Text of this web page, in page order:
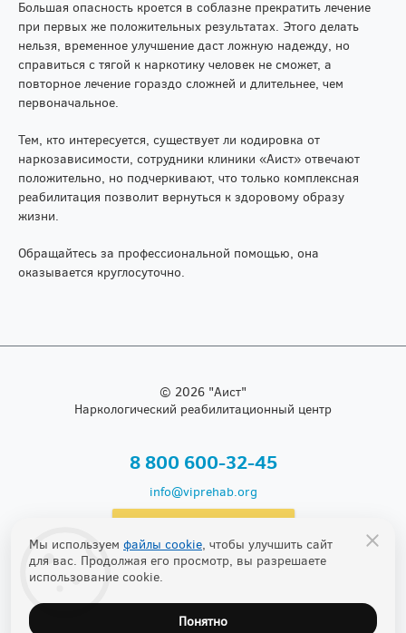
Большая опасность кроется в соблазне прекратить лечение
при первых же положительных результатах. Этого делать
нельзя, временное улучшение даст ложную надежду, но
справиться с тягой к наркотику человек не сможет, а
повторное лечение гораздо сложней и длительнее, чем
первоначальное.
Тем, кто интересуется, существует ли кодировка от
наркозависимости, сотрудники клиники «Аист» отвечают
положительно, но подчеркивают, что только комплексная
реабилитация позволит вернуться к здоровому образу
жизни.
Обращайтесь за профессиональной помощью, она
оказывается круглосуточно.
© 2026 "Аист"
Наркологический реабилитационный центр
8 800 600-32-45
info@viprehab.org
Мы используем файлы cookie, чтобы улучшить сайт
для вас. Продолжая его просмотр, вы разрешаете
использование cookie.
Понятно